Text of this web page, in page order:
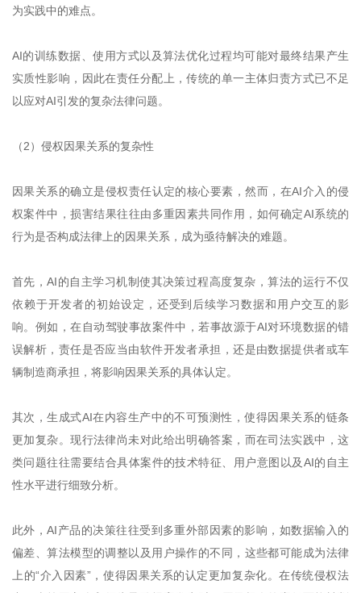
为实践中的难点。
AI的训练数据、使用方式以及算法优化过程均可能对最终结果产生
实质性影响，因此在责任分配上，传统的单一主体归责方式已不足
以应对AI引发的复杂法律问题。
（2）侵权因果关系的复杂性
因果关系的确立是侵权责任认定的核心要素，然而，在AI介入的侵
权案件中，损害结果往往由多重因素共同作用，如何确定AI系统的
行为是否构成法律上的因果关系，成为亟待解决的难题。
首先，AI的自主学习机制使其决策过程高度复杂，算法的运行不仅
依赖于开发者的初始设定，还受到后续学习数据和用户交互的影
响。例如，在自动驾驶事故案件中，若事故源于AI对环境数据的错
误解析，责任是否应当由软件开发者承担，还是由数据提供者或车
辆制造商承担，将影响因果关系的具体认定。
其次，生成式AI在内容生产中的不可预测性，使得因果关系的链条
更加复杂。现行法律尚未对此给出明确答案，而在司法实践中，这
类问题往往需要结合具体案件的技术特征、用户意图以及AI的自主
性水平进行细致分析。
此外，AI产品的决策往往受到多重外部因素的影响，如数据输入的
偏差、算法模型的调整以及用户操作的不同，这些都可能成为法律
上的“介入因素”，使得因果关系的认定更加复杂化。在传统侵权法